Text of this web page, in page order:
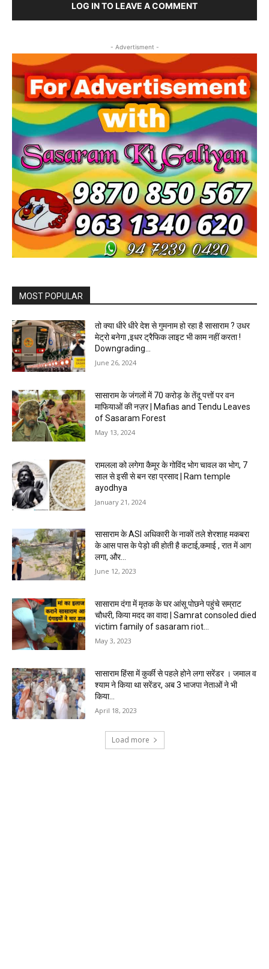
LOG IN TO LEAVE A COMMENT
- Advertisment -
MOST POPULAR
तो क्या धीरे धीरे देश से गुमनाम हो रहा है सासाराम ? उधर
मेट्रो बनेगा ,इधर ट्रैफिक लाइट भी काम नहीं करता !
Downgrading...
June 26, 2024
सासाराम के जंगलों में 70 करोड़ के तेंदू पत्तों पर वन
माफियाओं की नज़र | Mafias and Tendu Leaves
of Sasaram Forest
May 13, 2024
रामलला को लगेगा कैमूर के गोविंद भोग चावल का भोग, 7
साल से इसी से बन रहा प्रसाद | Ram temple
ayodhya
January 21, 2024
सासाराम के ASI अधिकारी के नाकों तले शेरशाह मकबरा
के आस पास के पेड़ो की होती है कटाई,कमाई , रात में आग
लगा, और...
June 12, 2023
सासाराम दंगा में मृतक के घर आंसू पोछने पहुंचे सम्राट
चौधरी, किया मदद का वादा | Samrat consoled died
victim family of sasaram riot...
May 3, 2023
सासाराम हिंसा में कुर्की से पहले होने लगा सरेंडर । जमाल व
श्याम ने किया था सरेंडर, अब 3 भाजपा नेताओं ने भी
किया...
April 18, 2023
Load more